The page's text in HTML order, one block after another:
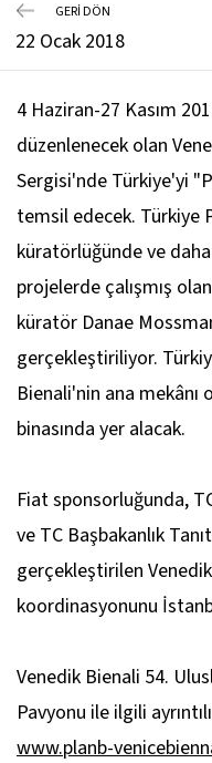
GERİ DÖN
22 Ocak 2018
4 Haziran-27 Kasım
düzenlenecek olan
Sergisi'nde Türkiye'yi
temsil edecek. Türkiye
küratörlüğünde ve
projelerde çalışmış
küratör Danae
gerçekleştiriliyor.
Bienali'nin ana
binasında yer alacak.
Fiat sponsorluğunda,
ve TC Başbakanlık
gerçekleştirilen
koordinasyonunu
Venedik Bienali 54.
Pavyonu ile ilgili
www.planb-